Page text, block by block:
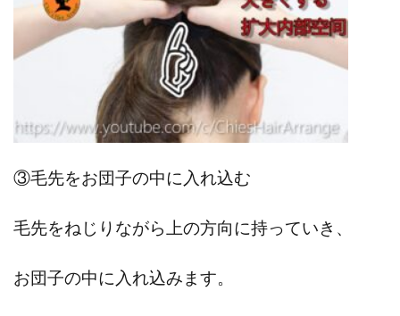
③毛先をお団子の中に入れ込む
毛先をねじりながら上の方向に持っていき、
お団子の中に入れ込みます。